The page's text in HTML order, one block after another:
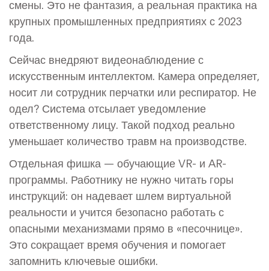
смены. Это не фантазия, а реальная практика на
крупных промышленных предприятиях с 2023
года.
Сейчас внедряют видеонаблюдение с
искусственным интеллектом. Камера определяет,
носит ли сотрудник перчатки или респиратор. Не
одел? Система отсылает уведомление
ответственному лицу. Такой подход реально
уменьшает количество травм на производстве.
Отдельная фишка — обучающие VR- и AR-
программы. Работнику не нужно читать горы
инструкций: он надевает шлем виртуальной
реальности и учится безопасно работать с
опасными механизмами прямо в «песочнице».
Это сокращает время обучения и помогает
запомнить ключевые ошибки.